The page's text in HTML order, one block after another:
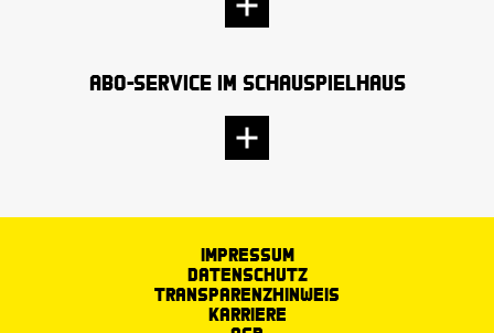
Abo-Service im Schauspielhaus
Impressum
Datenschutz
Transparenzhinweis
Karriere